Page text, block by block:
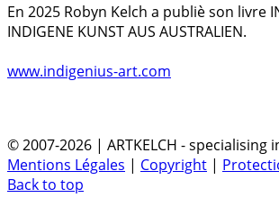
En 2025 Robyn Kelch a publiè son livre
INDIGENE KUNST AUS AUSTRALIEN.
www.indigenius-art.com
© 2007-2026 | ARTKELCH -
Mentions Légales | Copyright |
Back to top